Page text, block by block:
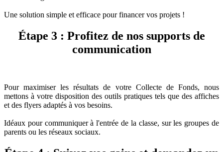
Une solution simple et efficace pour financer vos projets !
Étape 3 : Profitez de nos supports de
communication
Pour maximiser les résultats de votre Collecte de Fonds, nous
mettons à votre disposition des outils pratiques tels que des affiches
et des flyers adaptés à vos besoins.
Idéaux pour communiquer à l'entrée de la classe, sur les groupes de
parents ou les réseaux sociaux.